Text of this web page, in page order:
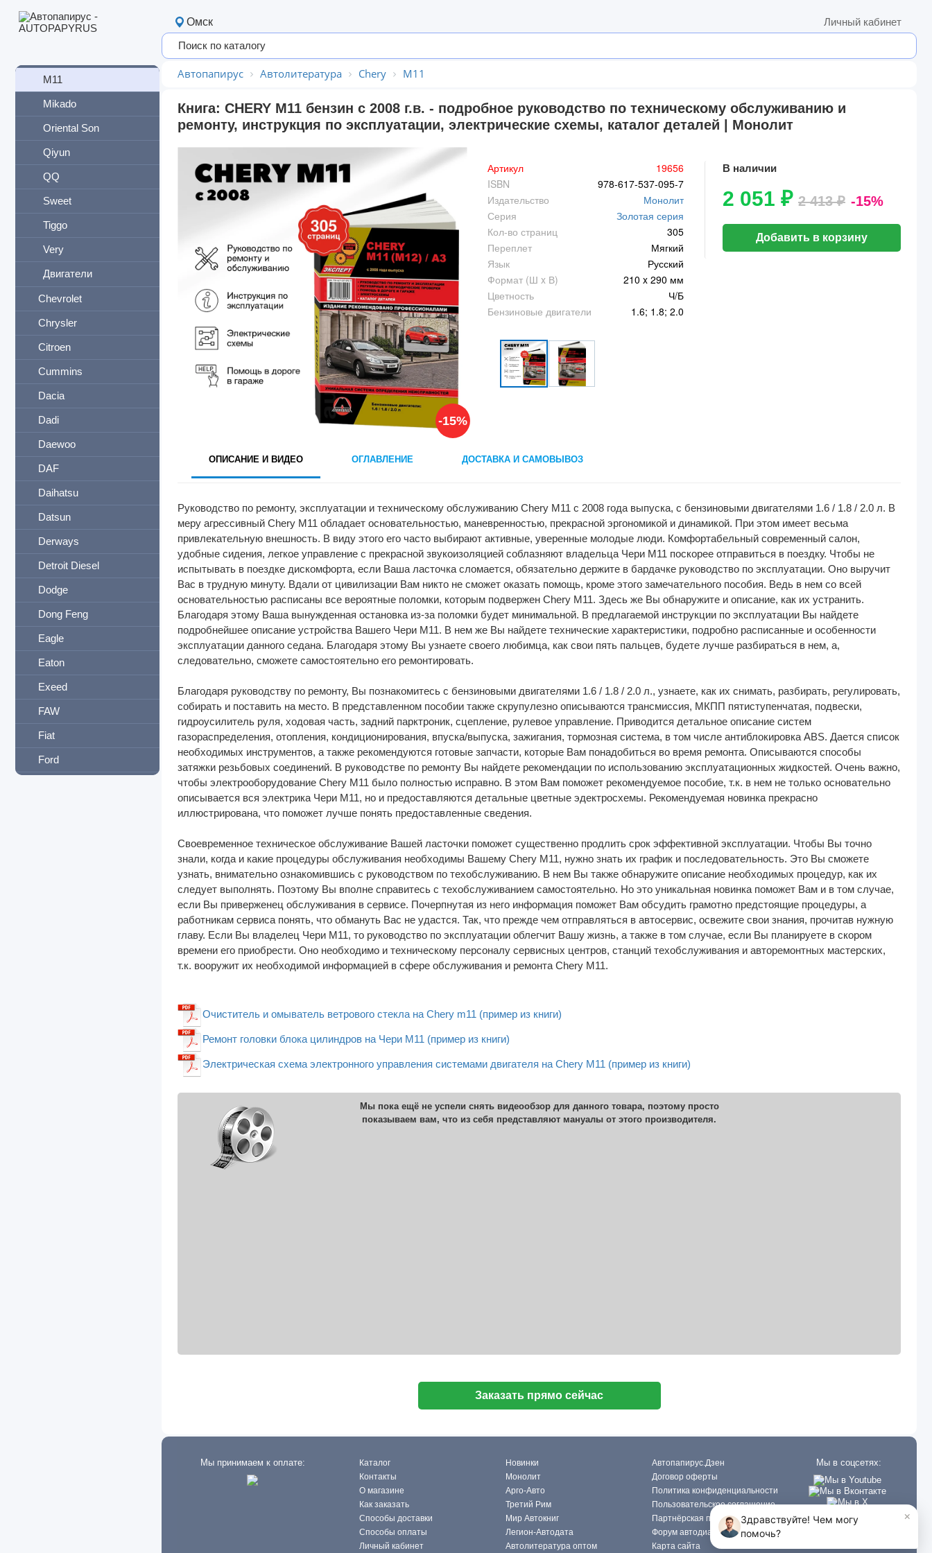
Karry
M11
Mikado
Oriental Son
Qiyun
QQ
Sweet
Tiggo
Very
Двигатели
Chevrolet
Chrysler
Citroen
Cummins
Dacia
Dadi
Daewoo
DAF
Daihatsu
Datsun
Derways
Detroit Diesel
Dodge
Dong Feng
Eagle
Eaton
Exeed
FAW
Fiat
Ford
Омск Личный кабинет
Автопапирус Автолитература Chery M11
Книга: CHERY M11 бензин с 2008 г.в. - подробное руководство по техническому обслуживанию и
ремонту, инструкция по эксплуатации, электрические схемы, каталог деталей | Монолит
-15%
Артикул
19656
ISBN
978-617-537-095-7
Издательство
Монолит
Серия
Золотая серия
Кол-во страниц
305
Переплет
Мягкий
Язык
Русский
Формат (Ш x В)
210 x 290 мм
Цветность
Ч/Б
Бензиновые двигатели
1.6; 1.8; 2.0
В наличии
2 051 ₽2 413 ₽ -15%
Добавить в корзину
ОПИСАНИЕ И ВИДЕО ОГЛАВЛЕНИЕ ДОСТАВКА И САМОВЫВОЗ
Руководство по ремонту, эксплуатации и техническому обслуживанию Chery M11 c 2008 года выпуска, с бензиновыми двигателями 1.6 / 1.8 / 2.0 л. В
меру агрессивный Chery M11 обладает основательностью, маневренностью, прекрасной эргономикой и динамикой. При этом имеет весьма
привлекательную внешность. В виду этого его часто выбирают активные, уверенные молодые люди. Комфортабельный современный салон,
удобные сидения, легкое управление с прекрасной звукоизоляцией соблазняют владельца Чери М11 поскорее отправиться в поездку. Чтобы не
испытывать в поездке дискомфорта, если Ваша ласточка сломается, обязательно держите в бардачке руководство по эксплуатации. Оно выручит
Вас в трудную минуту. Вдали от цивилизации Вам никто не сможет оказать помощь, кроме этого замечательного пособия. Ведь в нем со всей
основательностью расписаны все вероятные поломки, которым подвержен Chery M11. Здесь же Вы обнаружите и описание, как их устранить.
Благодаря этому Ваша вынужденная остановка из-за поломки будет минимальной. В предлагаемой инструкции по эксплуатации Вы найдете
подробнейшее описание устройства Вашего Чери М11. В нем же Вы найдете технические характеристики, подробно расписанные и особенности
эксплуатации данного седана. Благодаря этому Вы узнаете своего любимца, как свои пять пальцев, будете лучше разбираться в нем, а,
следовательно, сможете самостоятельно его ремонтировать.
Благодаря руководству по ремонту, Вы познакомитесь с бензиновыми двигателями 1.6 / 1.8 / 2.0 л., узнаете, как их снимать, разбирать, регулировать,
собирать и поставить на место. В представленном пособии также скрупулезно описываются трансмиссия, МКПП пятиступенчатая, подвески,
гидроусилитель руля, ходовая часть, задний парктроник, сцепление, рулевое управление. Приводится детальное описание систем
газораспределения, отопления, кондиционирования, впуска/выпуска, зажигания, тормозная система, в том числе антиблокировка ABS. Дается список
необходимых инструментов, а также рекомендуются готовые запчасти, которые Вам понадобиться во время ремонта. Описываются способы
затяжки резьбовых соединений. В руководстве по ремонту Вы найдете рекомендации по использованию эксплуатационных жидкостей. Очень важно,
чтобы электрооборудование Chery M11 было полностью исправно. В этом Вам поможет рекомендуемое пособие, т.к. в нем не только основательно
описывается вся электрика Чери М11, но и предоставляются детальные цветные эдектросхемы. Рекомендуемая новинка прекрасно
иллюстрирована, что поможет лучше понять предоставленные сведения.
Своевременное техническое обслуживание Вашей ласточки поможет существенно продлить срок эффективной эксплуатации. Чтобы Вы точно
знали, когда и какие процедуры обслуживания необходимы Вашему Chery M11, нужно знать их график и последовательность. Это Вы сможете
узнать, внимательно ознакомившись с руководством по техобслуживанию. В нем Вы также обнаружите описание необходимых процедур, как их
следует выполнять. Поэтому Вы вполне справитесь с техобслуживанием самостоятельно. Но это уникальная новинка поможет Вам и в том случае,
если Вы приверженец обслуживания в сервисе. Почерпнутая из него информация поможет Вам обсудить грамотно предстоящие процедуры, а
работникам сервиса понять, что обмануть Вас не удастся. Так, что прежде чем отправляться в автосервис, освежите свои знания, прочитав нужную
главу. Если Вы владелец Чери М11, то руководство по эксплуатации облегчит Вашу жизнь, а также в том случае, если Вы планируете в скором
времени его приобрести. Оно необходимо и техническому персоналу сервисных центров, станций техобслуживания и авторемонтных мастерских,
т.к. вооружит их необходимой информацией в сфере обслуживания и ремонта Chery M11.
Очиститель и омыватель ветрового стекла на Chery m11 (пример из книги)
Ремонт головки блока цилиндров на Чери М11 (пример из книги)
Электрическая схема электронного управления системами двигателя на Chery M11 (пример из книги)
Мы пока ещё не успели снять видеообзор для данного товара, поэтому просто
показываем вам, что из себя представляют мануалы от этого производителя.
Заказать прямо сейчас
Мы принимаем к оплате:
Каталог
Контакты
О магазине
Как заказать
Способы доставки
Способы оплаты
Личный кабинет
Новинки
Монолит
Арго-Авто
Третий Рим
Мир Автокниг
Легион-Автодата
Автолитература оптом
Автопапирус.Дзен
Договор оферты
Политика конфиденциальности
Пользовательское соглашение
Партнёрская программа
Форум автодиагностов
Карта сайта
Мы в соцсетях: